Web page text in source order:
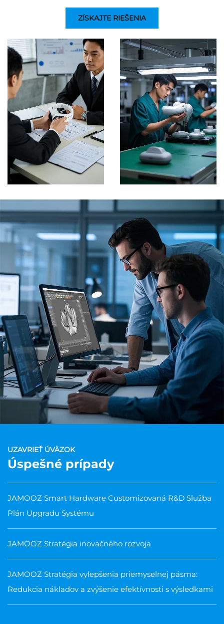
ZÍSKAJTE RIEŠENIA
UZAVRIEŤ ÚVÄZOK
Úspešné prípady
JAMOOZ Smart Hardware Customizovaná R&D Služba
Plán Upgradu Systému
JAMOOZ Stratégia inovačného rozvoja
JAMOOZ Stratégia vylepšenia priemyselnej pásma:
Redukcia nákladov a zvýšenie efektívnosti s výsledkami